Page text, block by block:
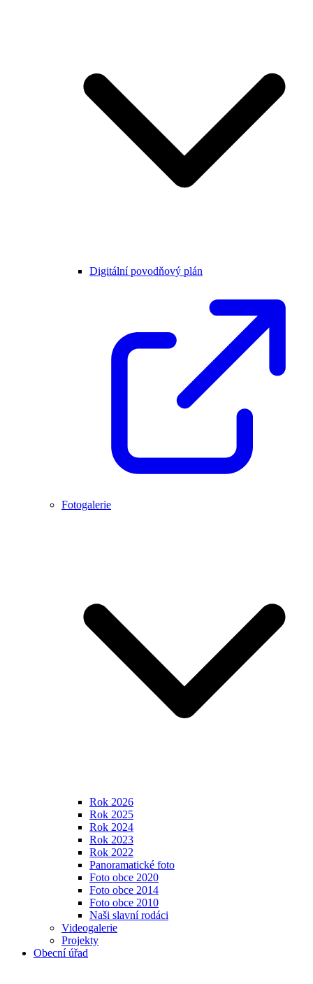
Digitální povodňový plán
Fotogalerie
Rok 2026
Rok 2025
Rok 2024
Rok 2023
Rok 2022
Panoramatické foto
Foto obce 2020
Foto obce 2014
Foto obce 2010
Naši slavní rodáci
Videogalerie
Projekty
Obecní úřad